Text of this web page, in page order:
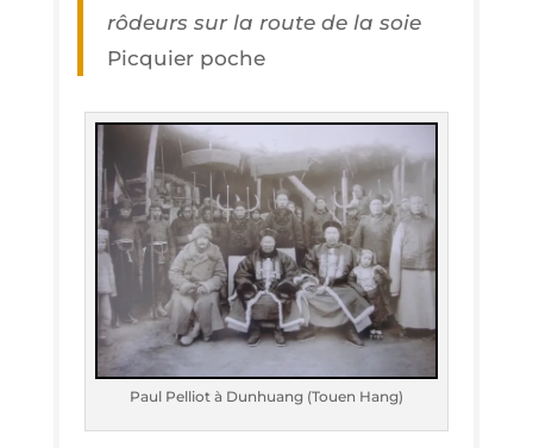
rôdeurs sur la route de la soie
Pic­quier poche
Paul Pel­liot à Dun­huang (Touen Hang)